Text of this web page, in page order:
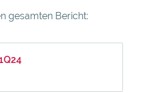
gesamten Bericht: